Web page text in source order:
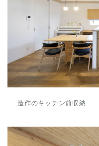
造作のキッチン前収納